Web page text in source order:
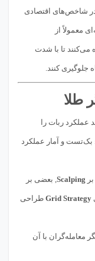
در شاخص‌های اقتصادی
معمولاً از
می‌کنند تا با شدت
جلوگیری کنند.
طلا
عملکرد ربات را
بک‌تست و آمار عملکرد
Scalping, بعضی بر
Grid Strategy طراحی
معامله‌گران با آن